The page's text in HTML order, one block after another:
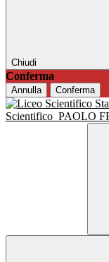
Chiudi
Conferma
Annulla Conferma
Scientifico PAOLO